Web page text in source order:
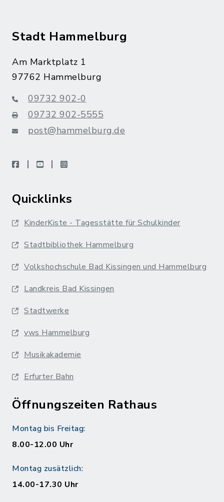
Stadt Hammelburg
Am Marktplatz 1
97762 Hammelburg
09732 902-0
09732 902-5555
post@hammelburg.de
facebookyoutubeinstagram
Quicklinks
KinderKiste - Tagesstätte für Schulkinder
Stadtbibliothek Hammelburg
Volkshochschule Bad Kissingen und Hammelburg
Landkreis Bad Kissingen
Stadtwerke
vws Hammelburg
Musikakademie
Erfurter Bahn
Öffnungszeiten Rathaus
Montag bis Freitag:
8.00-12.00 Uhr
Montag zusätzlich:
14.00-17.30 Uhr